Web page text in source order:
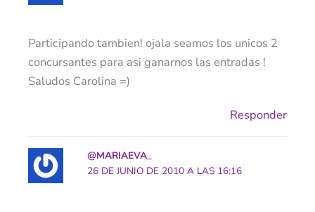
Participando tambien! ojala seamos los unicos 2
concursantes para asi ganarnos las entradas !
Saludos Carolina =)
Responder
@MARIAEVA_
26 DE JUNIO DE 2010 A LAS 16:16